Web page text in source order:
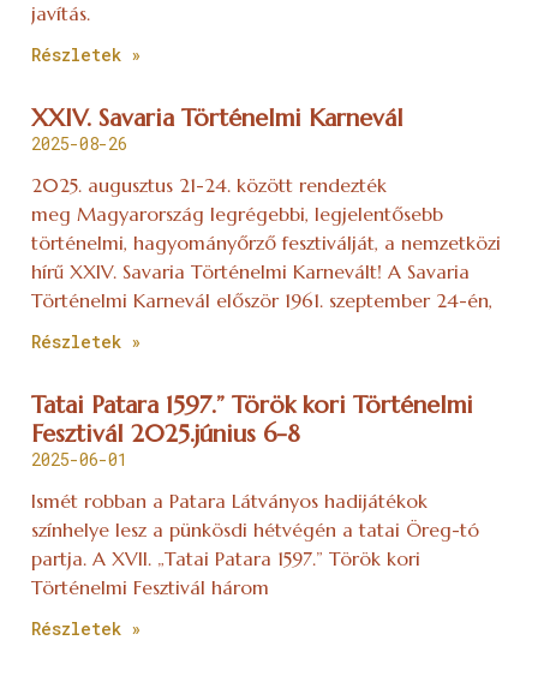
javítás.
Részletek »
XXIV. Savaria Történelmi Karnevál
2025-08-26
2025. augusztus 21-24. között rendezték
meg Magyarország legrégebbi, legjelentősebb
történelmi, hagyományőrző fesztiválját, a nemzetközi
hírű XXIV. Savaria Történelmi Karnevált! A Savaria
Történelmi Karnevál először 1961. szeptember 24-én,
Részletek »
Tatai Patara 1597.” Török kori Történelmi
Fesztivál 2025.június 6-8
2025-06-01
Ismét robban a Patara Látványos hadijátékok
színhelye lesz a pünkösdi hétvégén a tatai Öreg-tó
partja. A XVII. „Tatai Patara 1597.” Török kori
Történelmi Fesztivál három
Részletek »